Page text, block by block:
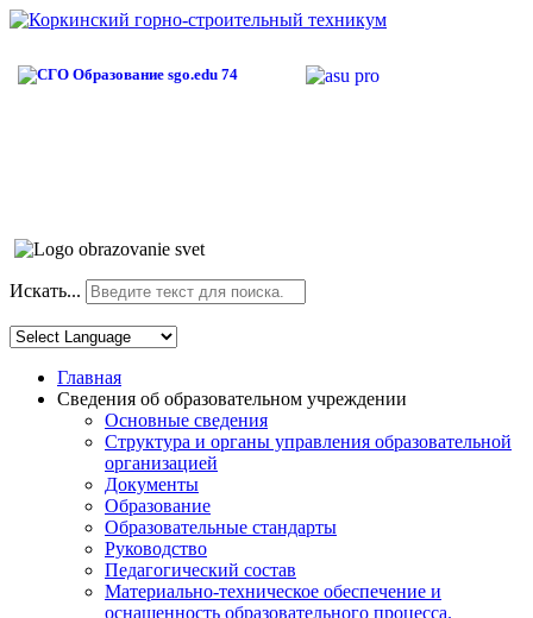
Искать...
Главная
Сведения об образовательном учреждении
Основные сведения
Структура и органы управления образовательной
организацией
Документы
Образование
Образовательные стандарты
Руководство
Педагогический состав
Материально-техническое обеспечение и
оснащенность образовательного процесса.